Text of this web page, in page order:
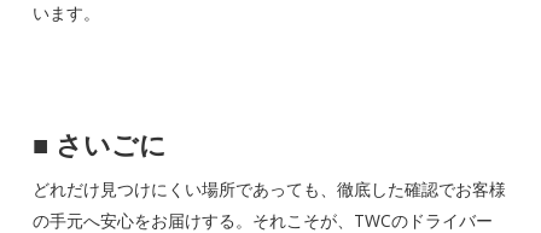
います。
■ さいごに
どれだけ見つけにくい場所であっても、徹底した確認でお客様
の手元へ安心をお届けする。それこそが、TWCのドライバー